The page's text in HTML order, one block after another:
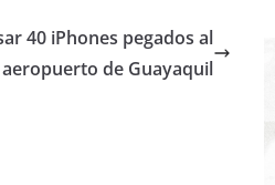
40 iPhones pegados al
de Guayaquil